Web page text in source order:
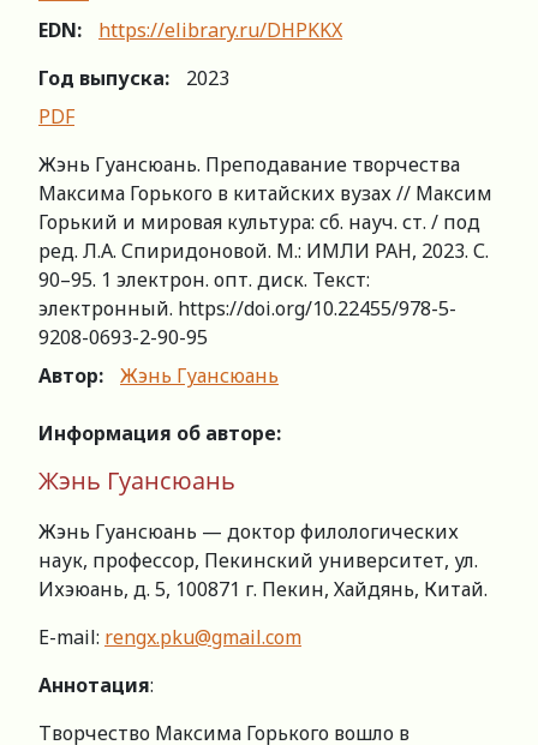
EDN:
https://elibrary.ru/DHPKKX
Год выпуска:
2023
PDF
Жэнь Гуансюань. Преподавание творчества
Максима Горького в китайских вузах // Максим
Горький и мировая культура: сб. науч. ст. / под
ред. Л.А. Спиридоновой. М.: ИМЛИ РАН, 2023. С.
90–95. 1 электрон. опт. диск. Текст:
электронный. https://doi.org/10.22455/978-5-
9208-0693-2-90-95
Автор:
Жэнь Гуансюань
Информация об авторе:
Жэнь Гуансюань
Жэнь Гуансюань — доктор филологических
наук, профессор, Пекинский университет, ул.
Ихэюань, д. 5, 100871 г. Пекин, Хайдянь, Китай.
E-mail: rengx.pku@gmail.com
Аннотация:
Творчество Максима Горького вошло в